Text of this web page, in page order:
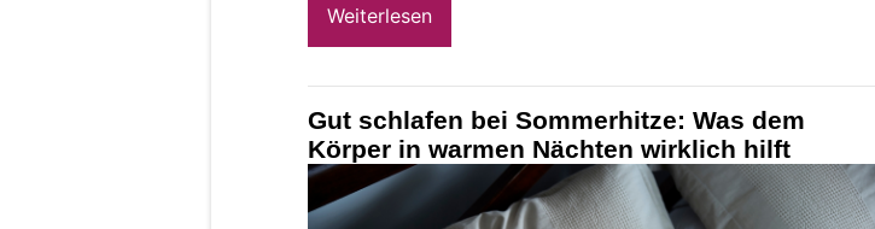
Weiterlesen
Gut schlafen bei Sommerhitze: Was dem
Körper in warmen Nächten wirklich hilft